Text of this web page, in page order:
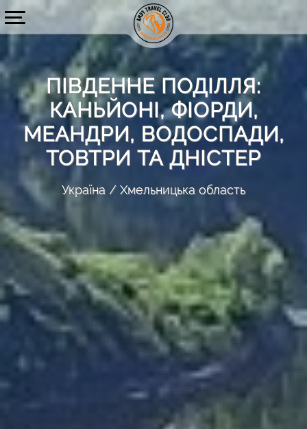
ПІВДЕННЕ ПОДІЛЛЯ:
КАНЬЙОНІ, ФІОРДИ,
МЕАНДРИ, ВОДОСПАДИ,
ТОВТРИ ТА ДНІСТЕР
Україна Хмельницька область